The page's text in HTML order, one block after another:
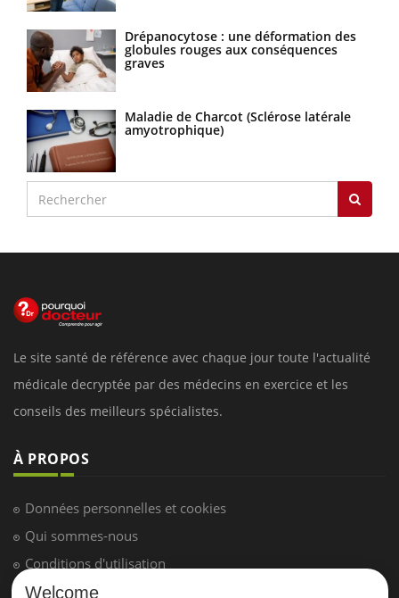
Drépanocytose : une déformation des
globules rouges aux conséquences
graves
Maladie de Charcot (Sclérose latérale
amyotrophique)
Le site santé de référence avec chaque jour toute l'actualité
médicale decryptée par des médecins en exercice et les
conseils des meilleurs spécialistes.
À PROPOS
Données personnelles et cookies
Qui sommes-nous
Conditions d'utilisation
Plan du site
Welcome